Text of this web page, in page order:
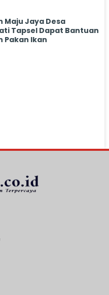
Maju Jaya Desa
Tapsel Dapat Bantuan
Pakan Ikan